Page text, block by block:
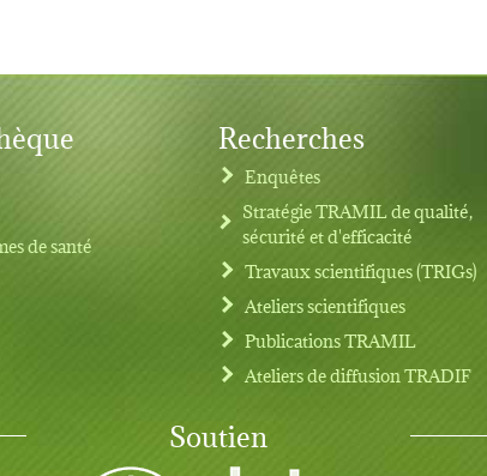
de santé
Recherches
Enquêtes
Stratégie TRAMIL de qualité,
sécurité et d'efficacité
Travaux scientifiques (TRIGs)
Ateliers scientifiques
Publications TRAMIL
Ateliers de diffusion TRADIF
Soutien